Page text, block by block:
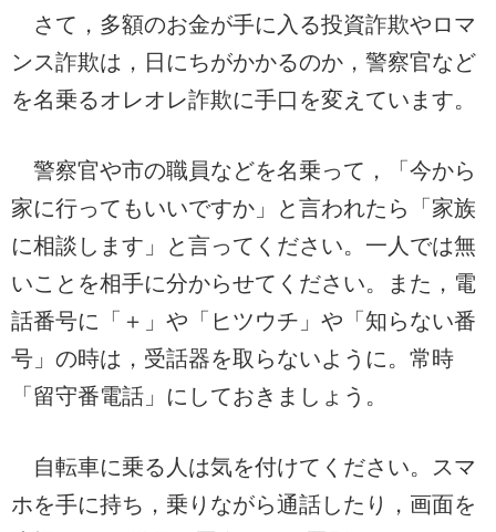
さて，多額のお金が手に入る投資詐欺やロマ
ンス詐欺は，日にちがかかるのか，警察官など
を名乗るオレオレ詐欺に手口を変えています。
警察官や市の職員などを名乗って，「今から
家に行ってもいいですか」と言われたら「家族
に相談します」と言ってください。一人では無
いことを相手に分からせてください。また，電
話番号に「＋」や「ヒツウチ」や「知らない番
号」の時は，受話器を取らないように。常時
「留守番電話」にしておきましょう。
自転車に乗る人は気を付けてください。スマ
ホを手に持ち，乗りながら通話したり，画面を